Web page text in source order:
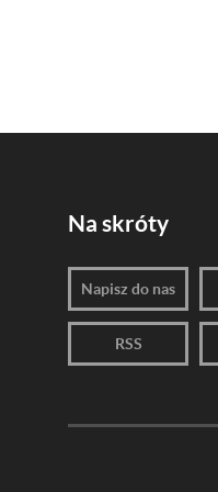
Na skróty
Napisz do nas
RSS